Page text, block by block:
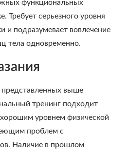
функциональных
Требует серьезного уровня
и подразумевает вовлечение
тела одновременно.
представленных выше
тренинг подходит
уровнем физической
проблем с
Наличие в прошлом